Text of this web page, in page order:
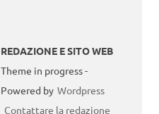
REDAZIONE E SITO WEB
Theme in progress -
Powered by Wordpress
Contattare la redazione